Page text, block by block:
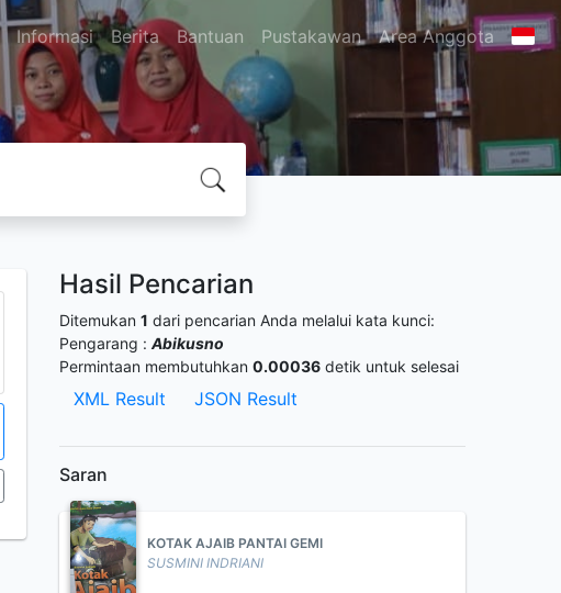
Informasi Berita Bantuan Pustakawan Area Anggota
Hasil Pencarian
Ditemukan 1 dari pencarian Anda melalui kata kunci:
Pengarang : Abikusno
Permintaan membutuhkan 0.00036 detik untuk selesai
XML Result JSON Result
Saran
KOTAK AJAIB PANTAI GEMI
SUSMINI INDRIANI